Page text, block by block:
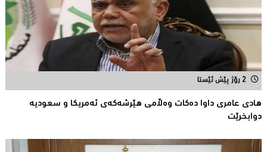
2 رۆژ پێش ئێستا
هادی عامری داوا دەكات وەڵامی هێرشەكەی ئەمریكا و سعودیە
دوابخرێت